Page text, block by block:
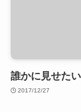
誰かに見せた
2017/12/27